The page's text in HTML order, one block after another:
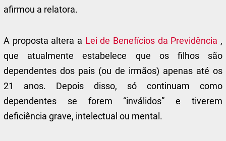
afirmou a relatora.
A proposta altera a Lei de Benefícios da Previdência ,
que atualmente estabelece que os filhos são
dependentes dos pais (ou de irmãos) apenas até os
21 anos. Depois disso, só continuam como
dependentes se forem “inválidos” e tiverem
deficiência grave, intelectual ou mental.